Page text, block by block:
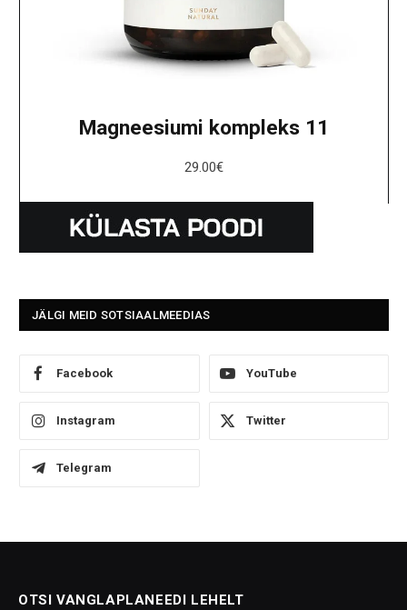
Magneesiumi kompleks 11
29.00€
JÄLGI MEID SOTSIAALMEEDIAS
Facebook YouTube
Instagram Twitter
Telegram
OTSI VANGLAPLANEEDI LEHELT